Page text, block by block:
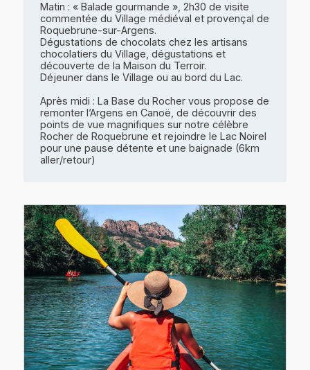
Matin : « Balade gourmande », 2h30 de visite
commentée du Village médiéval et provençal de
Roquebrune-sur-Argens.
Dégustations de chocolats chez les artisans
chocolatiers du Village, dégustations et
découverte de la Maison du Terroir.
Déjeuner dans le Village ou au bord du Lac.
Après midi : La Base du Rocher vous propose de
remonter l’Argens en Canoë, de découvrir des
points de vue magnifiques sur notre célèbre
Rocher de Roquebrune et rejoindre le Lac Noirel
pour une pause détente et une baignade (6km
aller/retour)